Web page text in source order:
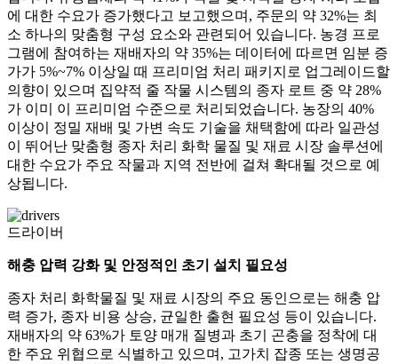
에 대한 수요가 증가했다고 보고했으며, 주문의 약 32%는 최
소 하나의 맞춤형 구성 요소와 관련되어 있습니다. 농경 프로
그램에 참여하는 재배자의 약 35%는 데이터에 따르면 임분 증
가가 5%~7% 이상일 때 프리미엄 처리 패키지로 업그레이드할
의향이 있으며 집약적 줄 작물 시스템의 종자 로트 중 약 28%
가 이미 이 프리미엄 수준으로 처리되었습니다. 농장의 40%
이상이 정밀 재배 및 가변 속도 기술을 채택함에 따라 일관성
이 뛰어난 맞춤형 종자 처리 화학 물질 및 재료 시장 솔루션에
대한 수요가 주요 작물과 지역 전반에 걸쳐 확대될 것으로 예
상됩니다.
드라이버
해충 압력 강화 및 안정적인 초기 설치 필요성
종자 처리 화학물질 및 재료 시장의 주요 동인으로는 해충 압
력 증가, 종자 비용 상승, 균일한 출현 필요성 등이 있습니다.
재배자의 약 63%가 토양 매개 질병과 초기 곤충을 정착에 대
한 주요 위협으로 식별하고 있으며, 고가치 잡종 또는 생명공